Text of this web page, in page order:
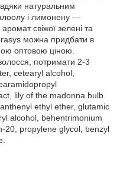
натуральним
і лимонену —
свіжої зелені та
можна придбати в
оптовою ціною.
потримати 2-3
cetearyl alcohol,
lily of the madonna bulb
ethyl ether, glutamic
alcohol, behentrimonium
20, propylene glycol, benzyl